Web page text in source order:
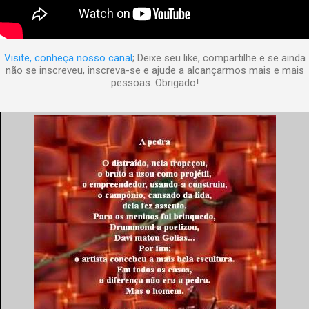
Visite, conheça nosso canal; Deixe seu like, compartilhe e se ainda
não se inscreveu, inscreva-se e ajude a alcançarmos mais e mais
pessoas. Obrigado!